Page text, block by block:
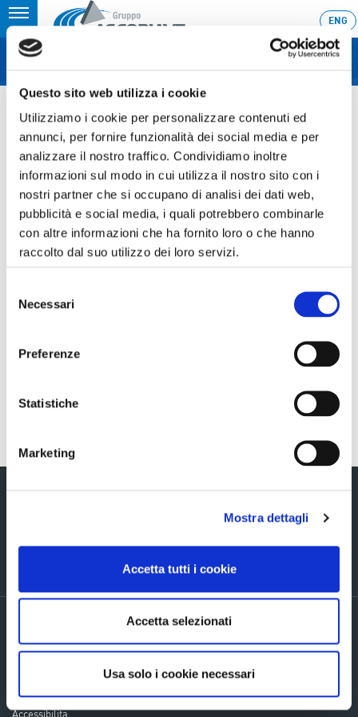
Questo sito web utilizza i cookie
Utilizziamo i cookie per personalizzare contenuti ed
annunci, per fornire funzionalità dei social media e per
analizzare il nostro traffico. Condividiamo inoltre
informazioni sul modo in cui utilizza il nostro sito con i
nostri partner che si occupano di analisi dei dati web,
pubblicità e social media, i quali potrebbero combinarle
con altre informazioni che ha fornito loro o che hanno
raccolto dal suo utilizzo dei loro servizi.
delNecessari
Preferenze
Statistiche
Marketing
Mostra dettagli
Accetta tutti i cookie
Accetta selezionati
Usa solo i cookie necessari
Toggle
MENU
ENG
Home›Assemblea dei soci del 23 aprile 2019
Ultimo aggiornamento: 22/03/2019 21:42
22.03.2019
ASSEMBLEA DEI SOCI DEL 23
APRILE 2019
Sezione download
ITA
PRIVACY POLICY ED INFORMATIVE GENERALI
Accordi di contitolarità
Mappa del sito
Accessibilita